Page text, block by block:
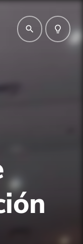
search lightbulb_outline